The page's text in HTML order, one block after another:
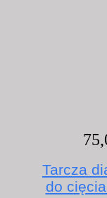
Tarcza
do